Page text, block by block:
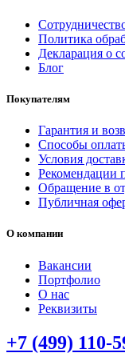
Политика
Декларация о
Блог
Покупателям
Гарантия и
Способы
Условия
Рекомендации
Обращение в
Публичная
О компании
Вакансии
Портфолио
О нас
Реквизиты
+7 (499) 110-